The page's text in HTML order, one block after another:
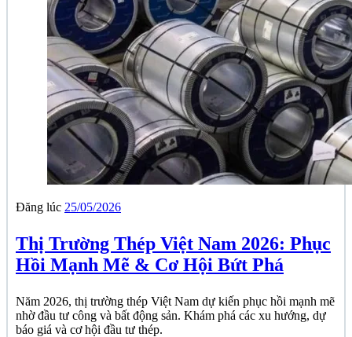
Đăng lúc 25/05/2026
Thị Trường Thép Việt Nam 2026: Phục
Hồi Mạnh Mẽ & Cơ Hội Bứt Phá
Năm 2026, thị trường thép Việt Nam dự kiến phục hồi mạnh mẽ
nhờ đầu tư công và bất động sản. Khám phá các xu hướng, dự
báo giá và cơ hội đầu tư thép.